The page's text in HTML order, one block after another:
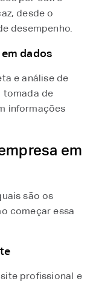
desde o
desempenho.
dados
e análise de
tomada de
informações
em
são os
começar essa
profissional e